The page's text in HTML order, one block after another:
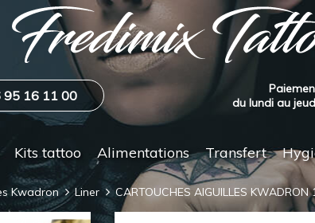
95 16 11 00
du lundi au
Kits tattoo Alimentations Transfert
Kwadron Liner CARTOUCHES AIGUILLES KWADRON